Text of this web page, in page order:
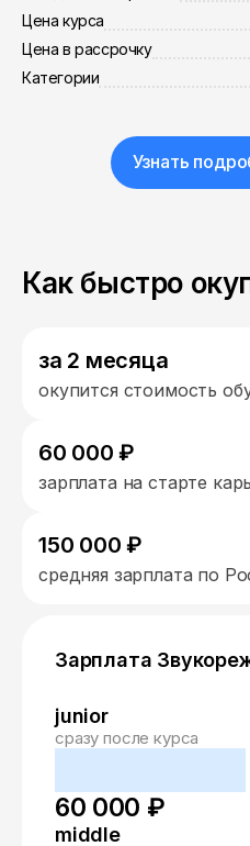
Цена курса
Цена в рассрочку
Категории
Узнать
Как быстро
за 2 месяца
окупится стоимость
60 000 ₽
зарплата на старте
150 000 ₽
средняя зарплата по
Зарплата
junior
сразу после курса
60 000 ₽
middle